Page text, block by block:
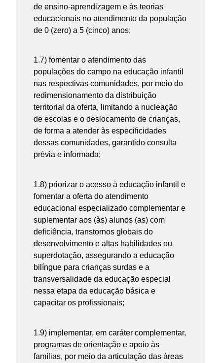
de ensino-aprendizagem e às teorias
educacionais no atendimento da população
de 0 (zero) a 5 (cinco) anos;
1.7) fomentar o atendimento das
populações do campo na educação infantil
nas respectivas comunidades, por meio do
redimensionamento da distribuição
territorial da oferta, limitando a nucleação
de escolas e o deslocamento de crianças,
de forma a atender às especificidades
dessas comunidades, garantido consulta
prévia e informada;
1.8) priorizar o acesso à educação infantil e
fomentar a oferta do atendimento
educacional especializado complementar e
suplementar aos (às) alunos (as) com
deficiência, transtornos globais do
desenvolvimento e altas habilidades ou
superdotação, assegurando a educação
bilíngue para crianças surdas e a
transversalidade da educação especial
nessa etapa da educação básica e
capacitar os profissionais;
1.9) implementar, em caráter complementar,
programas de orientação e apoio às
famílias, por meio da articulação das áreas